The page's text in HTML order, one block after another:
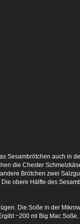
Sesambrötchen auch in
die Chester
Brötchen zwei
obere Hälfte des
Die Soße in der
~200 ml Big Mac Soße,